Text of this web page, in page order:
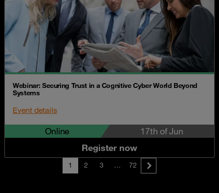
Webinar: Securing Trust in a Cognitive Cyber World Beyond
Systems
Event details
Online
17th of Jun
Register now
1 2 3 … 72